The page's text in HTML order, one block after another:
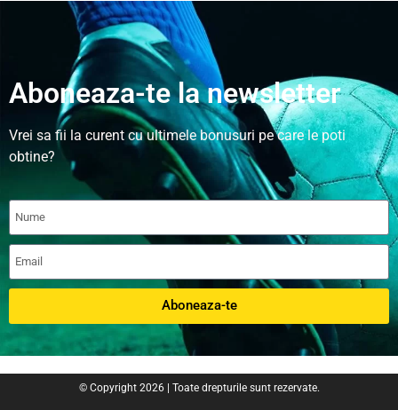
Aboneaza-te la newsletter
Vrei sa fii la curent cu ultimele bonusuri pe care le poti
obtine?
Aboneaza-te
© Copyright 2026 | Toate drepturile sunt rezervate.